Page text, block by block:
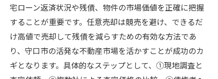
宅ローン返済状況や残債、物件の市場価値を正確に把握
することが重要です。任意売却は競売を避け、できるだ
け高値で売却して残債を減らすための有効な方法であ
り、守口市の活発な不動産市場を活かすことが成功のカ
ギとなります。具体的なステップとして、①現地調査と